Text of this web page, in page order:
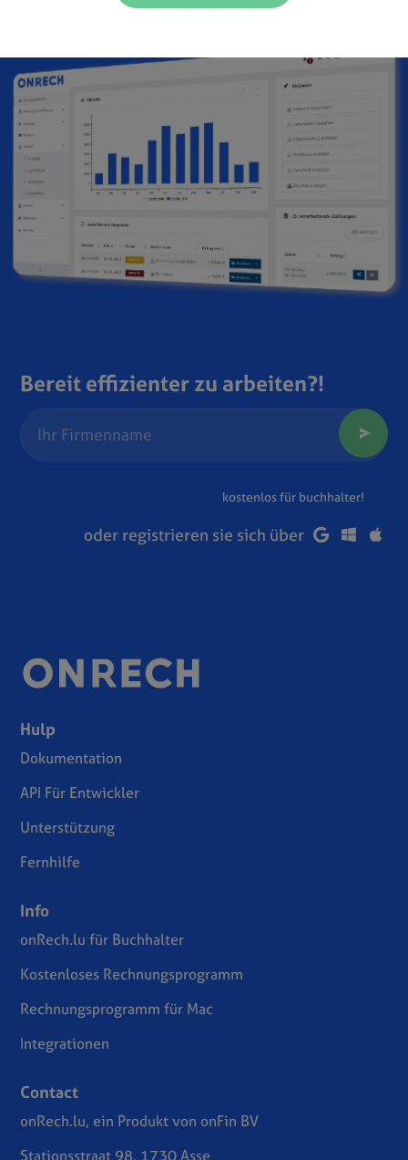
Bereit effizienter zu arbeiten?!
kostenlos für buchhalter!
oder registrieren sie sich über
Hulp
Dokumentation
API Für Entwickler
Unterstützung
Fernhilfe
Info
onRech.lu für Buchhalter
Kostenloses Rechnungsprogramm
Rechnungsprogramm für Mac
Integrationen
Contact
onRech.lu, ein Produkt von onFin BV
Stationsstraat 98, 1730 Asse